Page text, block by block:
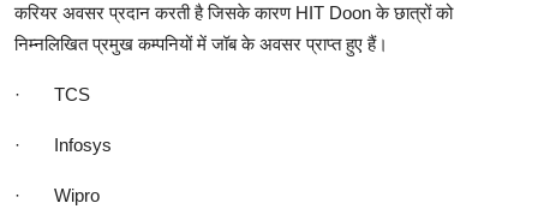
करियर अवसर प्रदान करती है जिसके कारण HIT Doon के छात्रों को
निम्नलिखित प्रमुख कम्पनियों में जॉब के अवसर प्राप्त हुए हैं।
· TCS
· Infosys
· Wipro